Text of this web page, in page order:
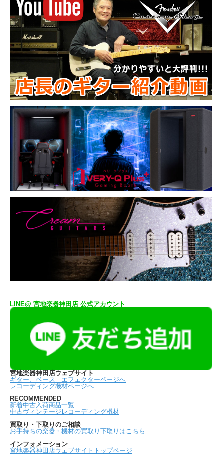
LINE@ 宮地楽器神田店 公式アカウント
宮地楽器神田店ウェブサイト
ギター、ベース、エフェクターページへ
レコーディング機材ページへ
RECOMMENDED
新着中古入荷商品一覧
中古ヴィンテージレコーディング機材
買取り・下取りのご相談
お手持ちの楽器・機材の買取り下取りはこちら
インフォメーション
宮地楽器神田店ウェブサイトトップページ